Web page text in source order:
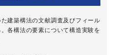
建築構法の文献調査及びフィール
各構法の要素について構造実験を